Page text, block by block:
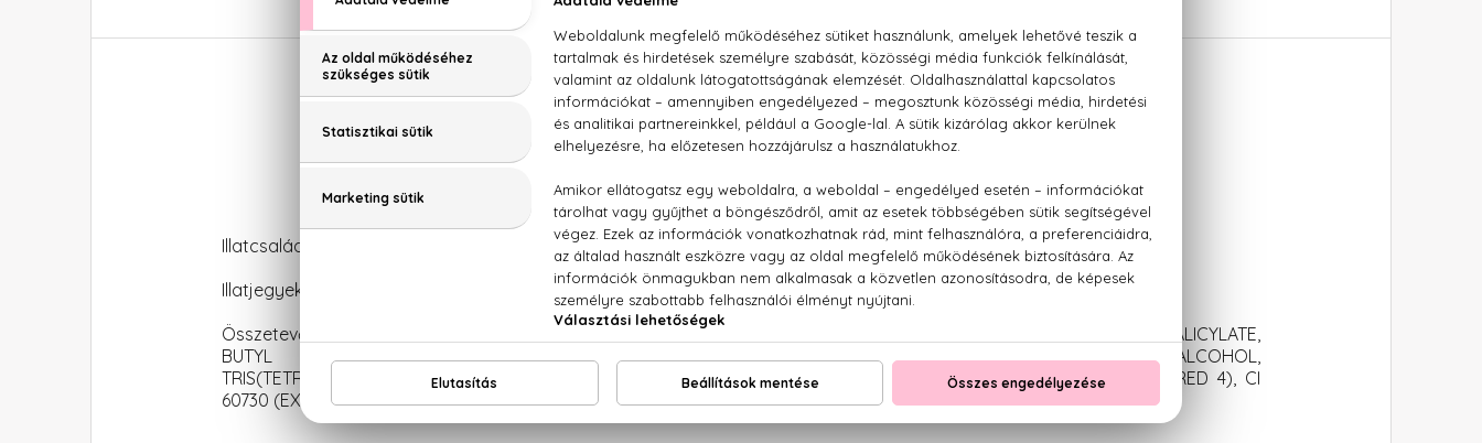
LEÍRÁS ÉRTÉKELÉSEK (0)
Carolina Herrera Good Girl Blush Eau De Parfum
Illatcsalád: Virágos-vaníliás
Illatjegyek: bergamott, keserű mandula, ylang-ylang, bazsarózsa, vanília, tonkabab
Összetevők: ALCOHOL DENAT., PARFUM (FRAGRANCE), AQUA (WATER), HYDROXYCITRONELLAL, LIMONENE, BENZYL SALICYLATE,
BUTYL METHOXYDIBENZOYLMETHANE, LINALOOL, HEXYL CINNAMAL, CITRAL, ALCOHOL,
TRIS(TETRAMETHYLHYDROXYPIPERIDINOL) CITRATE, COUMARIN, BENZYL BENZOATE, BENZYL ALCOHOL, CI 14700 (RED 4), CI
60730 (EXT. VIOLET 2).